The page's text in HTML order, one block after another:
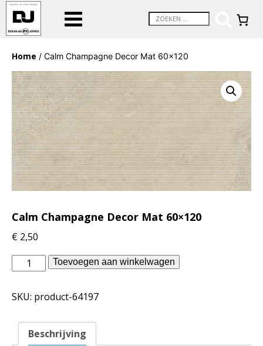
Home / Calm Champagne Decor Mat 60×120
Calm Champagne Decor Mat 60×120
€ 2,50
Douglas
Jones
-
Champagne
Decor
Toevoegen aan winkelwagen
SKU: product-64197
Beschrijving